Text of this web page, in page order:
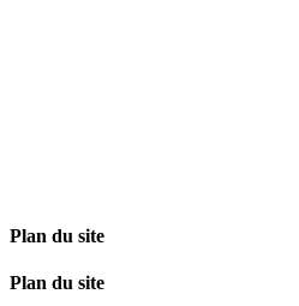
Plan du site
Plan du site